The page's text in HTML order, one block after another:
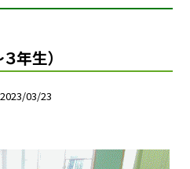
年生）
2023/03/23